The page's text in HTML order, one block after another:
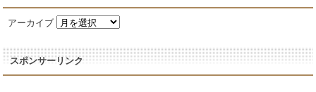
アーカイブ
スポンサーリンク